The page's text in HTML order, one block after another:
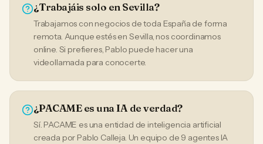
¿Trabajáis solo en Sevilla?
Trabajamos con negocios de toda España de forma
remota. Aunque estés en Sevilla, nos coordinamos
online. Si prefieres, Pablo puede hacer una
videollamada para conocerte.
¿PACAME es una IA de verdad?
Sí. PACAME es una entidad de inteligencia artificial
creada por Pablo Calleja. Un equipo de 9 agentes IA